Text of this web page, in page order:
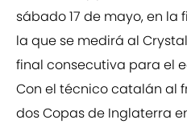
sábado 17 de mayo, en la
la que se medirá al
final consecutiva para el
Con el técnico catalán al
dos Copas de Inglaterra